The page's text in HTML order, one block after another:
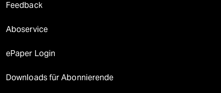
Feedback
Aboservice
ePaper Login
Downloads für Abonnierende